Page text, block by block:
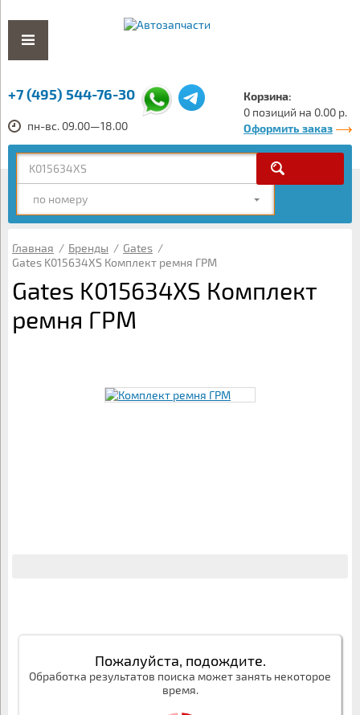
+7 (495) 544-76-30
пн-вс. 09.00—18.00
Корзина:
0 позиций на 0.00 р.
Оформить заказ
по номеру
Главная / Бренды / Gates /
Gates K015634XS Комплект ремня ГРМ
Gates K015634XS Комплект
ремня ГРМ
Пожалуйста, подождите.
Обработка результатов поиска может занять некоторое
время.